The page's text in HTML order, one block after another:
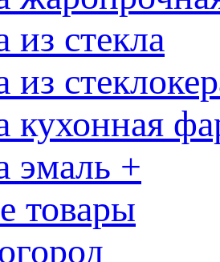
из стекла
из
кухонная
эмаль +
товары